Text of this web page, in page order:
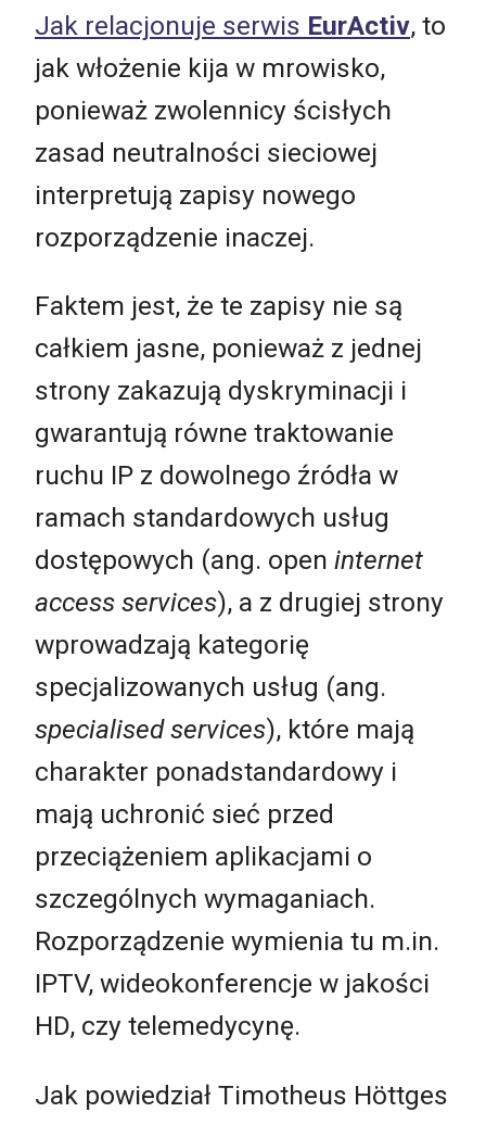
Jak relacjonuje serwis EurActiv, to
jak włożenie kija w mrowisko,
ponieważ zwolennicy ścisłych
zasad neutralności sieciowej
interpretują zapisy nowego
rozporządzenie inaczej.
Faktem jest, że te zapisy nie są
całkiem jasne, ponieważ z jednej
strony zakazują dyskryminacji i
gwarantują równe traktowanie
ruchu IP z dowolnego źródła w
ramach standardowych usług
dostępowych (ang. open internet
access services), a z drugiej strony
wprowadzają kategorię
specjalizowanych usług (ang.
specialised services), które mają
charakter ponadstandardowy i
mają uchronić sieć przed
przeciążeniem aplikacjami o
szczególnych wymaganiach.
Rozporządzenie wymienia tu m.in.
IPTV, wideokonferencje w jakości
HD, czy telemedycynę.
Jak powiedział Timotheus Höttges